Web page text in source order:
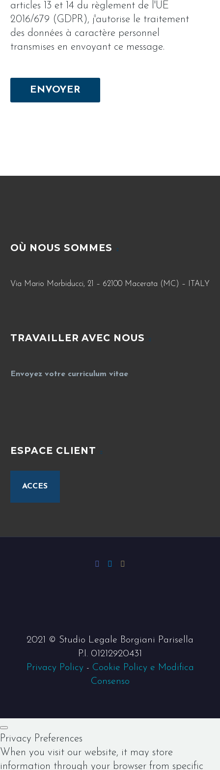
articles 13 et 14 du règlement de l'UE
2016/679 (GDPR), j'autorise le traitement
des données à caractère personnel
transmises en envoyant ce message.
OÙ NOUS SOMMES
Via Mario Morbiducci, 21 – 62100 Macerata (MC) – ITALY
TRAVAILLER AVEC NOUS
Envoyez votre curriculum vitae
ESPACE CLIENT
ACCES
2021 © Studio Legale Borgiani Parisella
P.I. 01212920431
Privacy Policy - Cookie Policy e Modifica
Consenso
Privacy Preferences
When you visit our website, it may store
information through your browser from specific